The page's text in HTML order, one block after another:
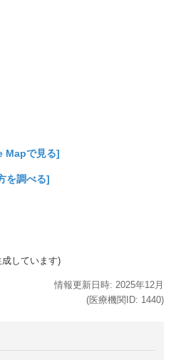
Mapで見る]
を調べる]
しています)
情報更新日時: 2025年12月
(医療機関ID: 1440)